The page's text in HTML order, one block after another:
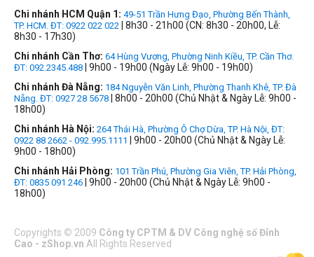
Chi nhánh HCM Quận 1: 49-51 Trần Hưng Đạo, Phường Bến Thành,
TP. HCM. ĐT: 0922 022 022 | 8h30 - 21h00 (CN: 8h30 - 20h00, Lễ:
8h30 - 17h30)
Chi nhánh Cần Thơ: 64 Hùng Vương, Phường Ninh Kiều, TP. Cần Thơ.
ĐT: 092.2345.488 | 9h00 - 19h00 (Ngày Lễ: 9h00 - 19h00)
Chi nhánh Đà Nẵng: 184 Nguyễn Văn Linh, Phường Thanh Khê, TP. Đà
Nẵng. ĐT: 0927 28 5678 | 8h00 - 20h00 (Chủ Nhật & Ngày Lễ: 9h00 -
18h00)
Chi nhánh Hà Nội: 264 Thái Hà, Phường Ô Chợ Dừa, TP. Hà Nội, ĐT:
0922 88 2662 - 092.995.1111
| 9h00 - 20h00 (Chủ Nhật & Ngày Lễ:
9h00 - 18h00)
Chi nhánh Hải Phòng: 101 Trần Phú, Phường Gia Viên, TP. Hải Phòng,
ĐT: 0835 091 246 | 9h00 - 20h00 (Chủ Nhật & Ngày Lễ: 9h00 -
18h00)
Copyrights © 2009 Công ty CPTM & DV Công nghệ số Đỉnh
Cao - zShop.vn All Rights Reserved